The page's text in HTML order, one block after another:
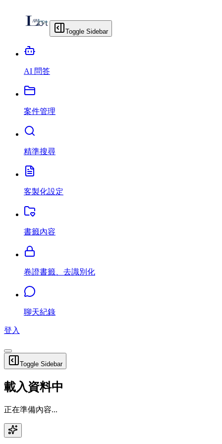
Toggle Sidebar
AI 問答
案件管理
精準搜尋
客製化設定
書籤內容
卷證書籤、去識別化
聊天紀錄
登入
Toggle Sidebar
載入資料中
正在準備內容...